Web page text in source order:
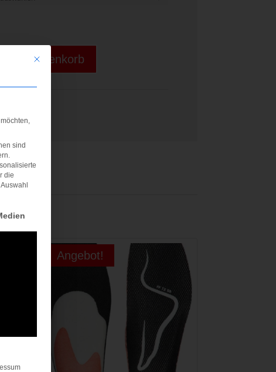
den Warenkorb
Angebot!
Mit diesem Button wird der Dialog geschlossen. Seine Funktionalität ist
sind
die
kann. Die erste Service-Gruppe ist essenziell und kann nicht